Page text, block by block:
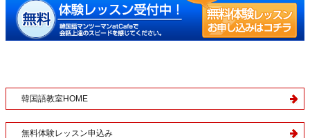
韓国語教室HOME
無料体験レッスン申込み